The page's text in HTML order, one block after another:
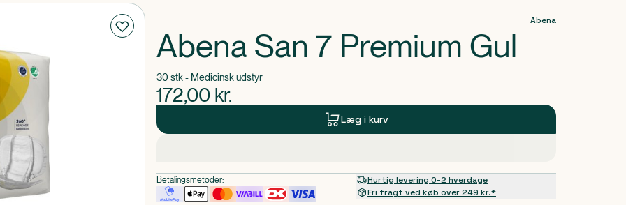
Abena
Abena San 7 Premium Gul
30 stk - Medicinsk udstyr
172,00 kr.
Læg i kurv
Betalingsmetoder:
Hurtig levering 0-2 hverdage
Fri fragt ved køb over 249 kr.*